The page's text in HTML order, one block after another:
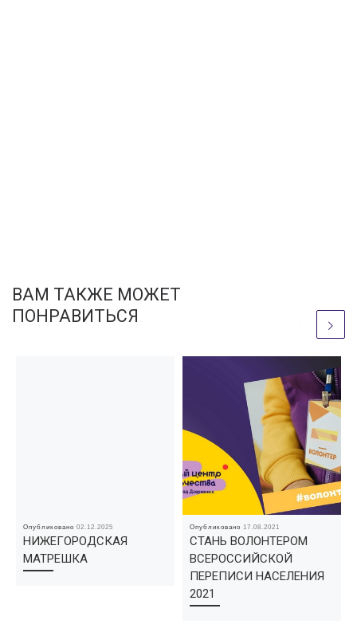
ВАМ ТАКЖЕ МОЖЕТ
ПОНРАВИТЬСЯ
Опубликовано02.12.2025
НИЖЕГОРОДСКАЯ
МАТРЕШКА
Опубликовано 17.08.2021
СТАНЬ ВОЛОНТЕРОМ
ВСЕРОССИЙСКОЙ
ПЕРЕПИСИ НАСЕЛЕНИЯ
2021